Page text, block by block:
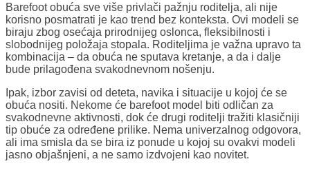
Barefoot obuća sve više privlači pažnju roditelja, ali nije
korisno posmatrati je kao trend bez konteksta. Ovi modeli se
biraju zbog osećaja prirodnijeg oslonca, fleksibilnosti i
slobodnijeg položaja stopala. Roditeljima je važna upravo ta
kombinacija – da obuća ne sputava kretanje, a da i dalje
bude prilagođena svakodnevnom nošenju.
Ipak, izbor zavisi od deteta, navika i situacije u kojoj će se
obuća nositi. Nekome će barefoot model biti odličan za
svakodnevne aktivnosti, dok će drugi roditelji tražiti klasičniji
tip obuće za određene prilike. Nema univerzalnog odgovora,
ali ima smisla da se bira iz ponude u kojoj su ovakvi modeli
jasno objašnjeni, a ne samo izdvojeni kao novitet.